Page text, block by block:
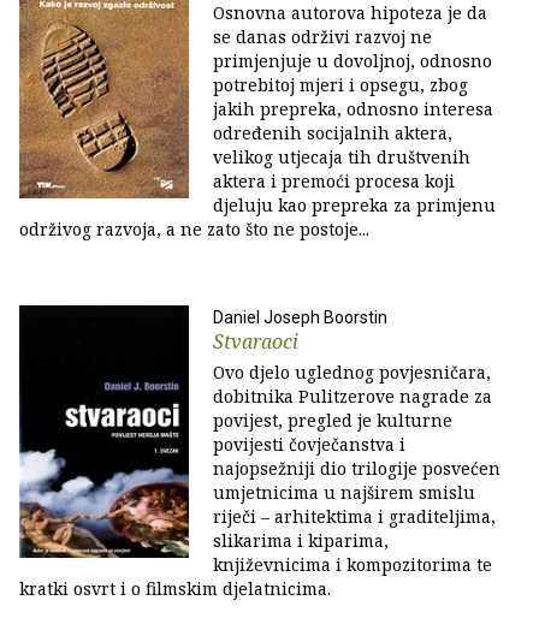
Osnovna autorova hipoteza je da
se danas održivi razvoj ne
primjenjuje u dovoljnoj, odnosno
potrebitoj mjeri i opsegu, zbog
jakih prepreka, odnosno interesa
određenih socijalnih aktera,
velikog utjecaja tih društvenih
aktera i premoći procesa koji
djeluju kao prepreka za primjenu
održivog razvoja, a ne zato što ne postoje...
Daniel Joseph Boorstin
Stvaraoci
Ovo djelo uglednog povjesničara,
dobitnika Pulitzerove nagrade za
povijest, pregled je kulturne
povijesti čovječanstva i
najopsežniji dio trilogije posvećen
umjetnicima u najširem smislu
riječi – arhitektima i graditeljima,
slikarima i kiparima,
književnicima i kompozitorima te
kratki osvrt i o filmskim djelatnicima.